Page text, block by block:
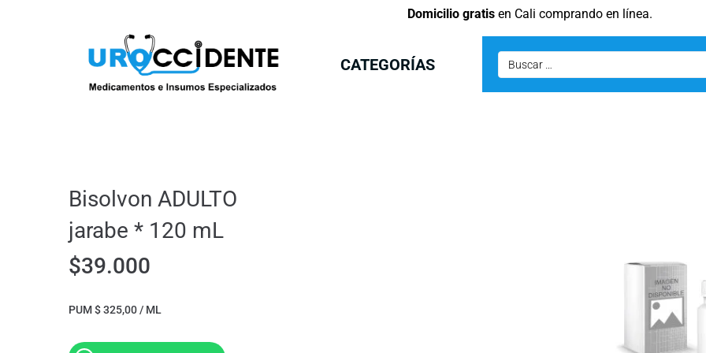
Domicilio gratisen Cali comprando en línea.
CATEGORÍAS
Bisolvon ADULTO
jarabe * 120 mL
$39.000
PUM $ 325,00 / ML